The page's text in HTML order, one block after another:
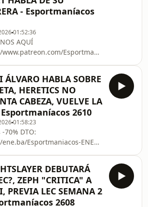
36cVx3g 00:00:00
T1 VS DK Y EL
DEL EQUIPO DE FAKER
EL BUG EN LA LES DURANTE
VS UCAM 00:38:40 MELZHET
DEL AÑO DE MOVISTAR KOI EN
- Esportmaníacos
01:52:36
AQUÍ
Esportmaniacos
redes
Esportmaniacos
@esportmaniacos
de AMAZON:
36cVx3g 00:00:00
¿¿EMPYROS POR
EN NAVI?? 00:38:00
RESPONDE A LAS
DE ZEPH 01:22:00
REPASA SU CARRERA 01:40:00
QUINTE
ÁLVARO HABLA SOBRE
HERETICS NO
CABEZA, VUELVE LA
Esportmaníacos 2610
01:58:23
-70% DTO:
Esportmaniacos-ENEBA
en
de PC:
Esportmaniacos-Steam
VPN del mundo y punto:
DEBUTARÁ
ZEPH "CRITICA" A
PREVIA LEC SEMANA 2
2608